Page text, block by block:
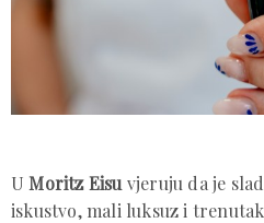
UMoritz Eisu vjeruju da je
iskustvo, mali luksuz i